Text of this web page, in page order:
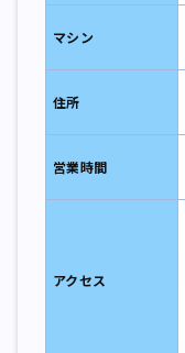
マシン
住所
営業時間
アクセス